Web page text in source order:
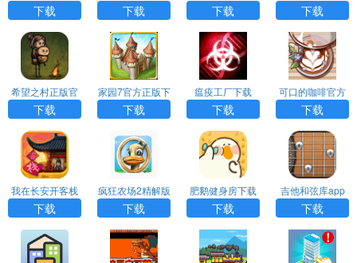
手机下载
下载
下载
下载
手机版
下载
解版（Plague In
c）
下载
希望之村正版官
方版
下载
家园7官方正版下
载
下载
瘟疫工厂下载
下载
可口的咖啡官方
版正版下载
下载
我在长安开客栈
下载
疯狂农场2精解版
下载
肥鹅健身房下载
最新版
下载
吉他和弦库app
下载